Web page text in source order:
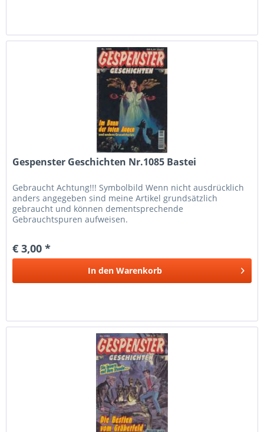
Gespenster Geschichten Nr.1085 Bastei
Gebraucht Achtung!!! Symbolbild Wenn nicht ausdrücklich
anders angegeben sind meine Artikel grundsätzlich
gebraucht und können dementsprechende
Gebrauchtspuren aufweisen.
€ 3,00 *
In den Warenkorb